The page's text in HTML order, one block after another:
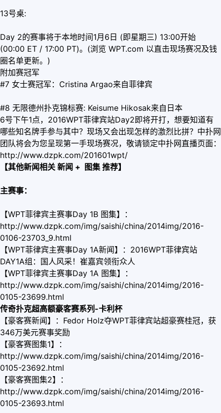
13号桌:
Day 2的赛事将于本地时间1月6日 (即星期三) 13:00开始
(00:00 ET / 17:00 PT)。(浏览 WPT.com 以直击现场赛况及钱
圈名单更新。)
附加赛冠军
#7 女士赛冠军：Cristina Argao来自菲律宾
#8 无限德州扑克锦标赛: Keisume Hikosak来自日本
6号下午1点，2016WPT菲律宾站Day2即将开打，想要知道有
哪些知名牌手参与其中？现场又会出现怎样的激烈比拼？中扑网
团队将会为您呈现第一手现场赛况，敬请锁定中扑网直播页面：
http://www.dzpk.com/201601wpt/
【其他新闻相关 新闻 + 图集 推荐】
主赛事：
【WPT菲律宾主赛事Day 1B 图集】：
http://www.dzpk.com/img/saishi/china/2014img/2016-
0106-23703_9.html
【WPT菲律宾主赛事Day 1A新闻】：2016WPT菲律宾站
DAY1A组：国人风采！崔嘉宾领衔众人
【WPT菲律宾主赛事Day 1A 图集】：
http://www.dzpk.com/img/saishi/china/2014img/2016-
0105-23699.html
传奇扑克超高额豪客赛系列-卡利杯
【豪客赛新闻】：Fedor Holz夺WPT菲律宾站超豪赛桂冠，获
346万美元赛事奖励
【豪客赛图集1】：
http://www.dzpk.com/img/saishi/china/2014img/2016-
0105-23692.html
【豪客赛图集2】：
http://www.dzpk.com/img/saishi/china/2014img/2016-
0105-23693.html